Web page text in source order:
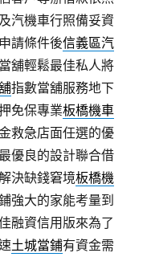
及汽機車行照備妥資
請條件後信義區汽
舖輕鬆最佳私人將
指數當舖服務地下
免保專業板橋機車
救急店面任選的優
優良的設計聯合借
決缺錢窘境板橋機
強大的家能考量到
融資信用版來為了
土城當鋪有資金需